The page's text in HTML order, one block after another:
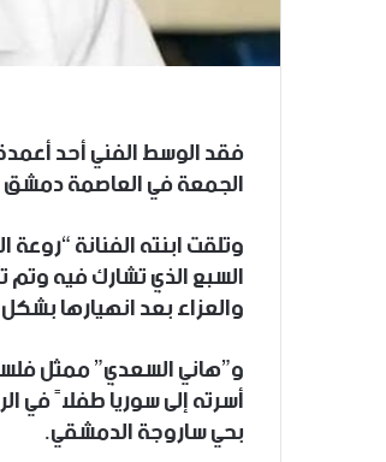
فقد الوسط الفني أحد
الجمعة في العاصمة دمشق عن عمر تجاوز الـ 81 عاماً بعد
وتلقت ابنته الفنانة
السبع الذي تشارك فيه
والعزاء بعد انهيارها
بحي ساروجة الدمشقي.